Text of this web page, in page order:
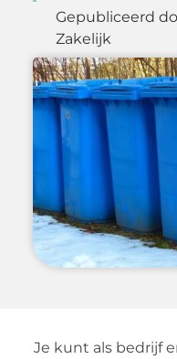
Gepubliceerd
Zakelijk
Je kunt als bedrijf